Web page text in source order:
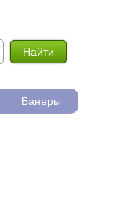
Найти
Банеры